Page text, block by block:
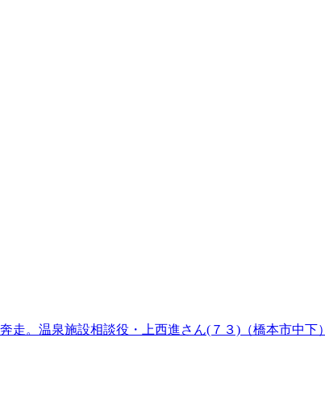
。温泉施設相談役・上西進さん(７３)（橋本市中下）